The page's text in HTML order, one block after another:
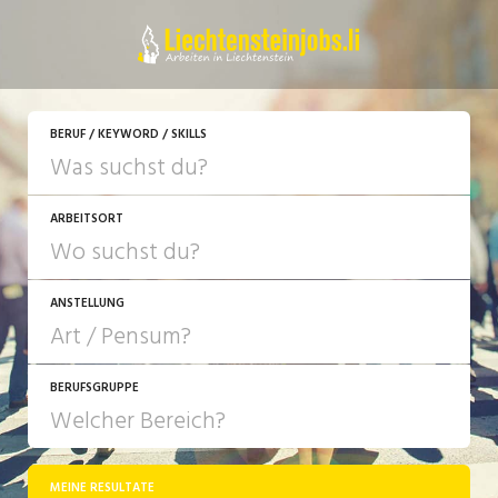
BERUF / KEYWORD / SKILLS
ARBEITSORT
ANSTELLUNG
JOB-TYP
Festanstellung
BERUFSGRUPPE
MEINE RESULTATE
JETZT BEWERBEN